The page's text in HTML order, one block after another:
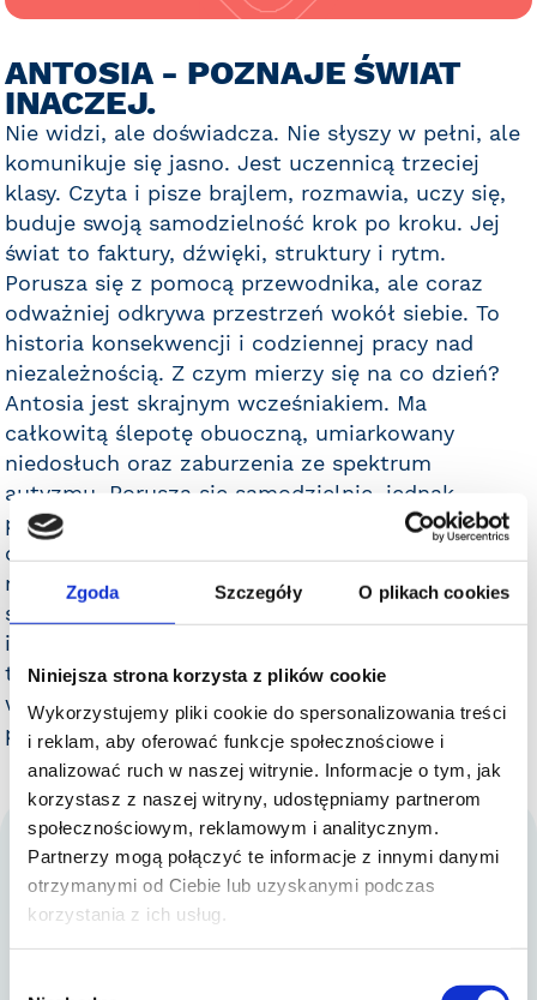
Zgoda Szczegóły O plikach cookies
Niniejsza strona korzysta z plików cookie
Wykorzystujemy pliki cookie do spersonalizowania treści
i reklam, aby oferować funkcje społecznościowe i
analizować ruch w naszej witrynie. Informacje o tym, jak
korzystasz z naszej witryny, udostępniamy partnerom
społecznościowym, reklamowym i analitycznym.
Partnerzy mogą połączyć te informacje z innymi danymi
otrzymanymi od Ciebie lub uzyskanymi podczas
korzystania z ich usług.
ANTOSIA - POZNAJE ŚWIAT
INACZEJ.
Nie widzi, ale doświadcza. Nie słyszy w pełni, ale
komunikuje się jasno. Jest uczennicą trzeciej
klasy. Czyta i pisze brajlem, rozmawia, uczy się,
buduje swoją samodzielność krok po kroku. Jej
świat to faktury, dźwięki, struktury i rytm.
Porusza się z pomocą przewodnika, ale coraz
odważniej odkrywa przestrzeń wokół siebie. To
historia konsekwencji i codziennej pracy nad
niezależnością. Z czym mierzy się na co dzień?
Antosia jest skrajnym wcześniakiem. Ma
całkowitą ślepotę obuoczną, umiarkowany
niedosłuch oraz zaburzenia ze spektrum
autyzmu. Porusza się samodzielnie, jednak
potrzebuje wsparcia przewodnika. W codziennych
czynnościach, takich jak ubieranie, jedzenie czy
nauka - wymaga pomocy. Uczy się w szkole
specjalnej z nauczycielem wspomagającym i
indywidualnym programem edukacyjno-
terapeutycznym. Regularna rehabilitacja oraz
wsparcie specjalistów pomagają jej rozwijać
postawę ciała i zwiększać samodzielność.
DZIĘKUJEMY ZA 14 EDYCJĘ!
ZOBACZ WYNIKI
Bieg Firmowy